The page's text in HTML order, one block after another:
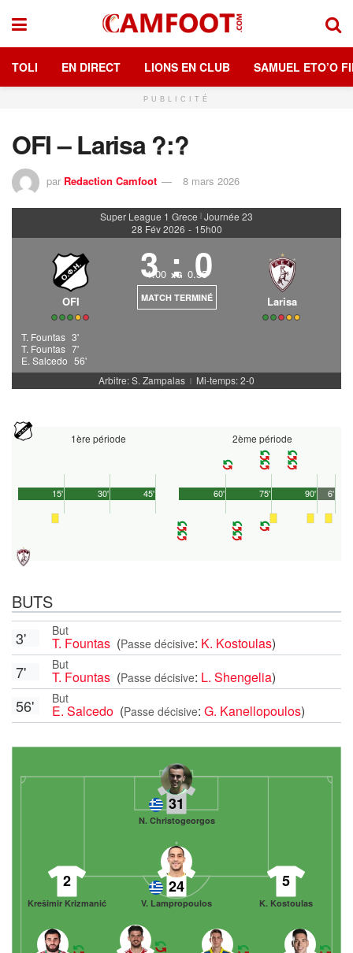
TOLI EN DIRECT LIONS EN CLUB SAMUEL ETO’O
PUBLICITÉ
OFI – Larisa ?:?
par Redaction Camfoot 8 mars 2026
Super League 1 Grece | Journée 23
28 Fév 2026 - 15h00
OFI
3 : 0
1.00 xG 0.55
MATCH TERMINÉ Larisa
T. Fountas 3'
T. Fountas 7'
E. Salcedo 56'
Arbitre: S. Zampalas | Mi-temps: 2-0
1ère période
45'
15' 30'
2ème période
90'
60' 75' 6'
BUTS
But
T. Fountas (Passe décisive: K. Kostoulas)
3'
But
T. Fountas (Passe décisive: L. Shengelia)
7'
But
E. Salcedo (Passe décisive: G. Kanellopoulos)
56'
31
N. Christogeorgos
5
K. Kostoulas
24
V. Lampropoulos
2
Krešimir Krizmanić